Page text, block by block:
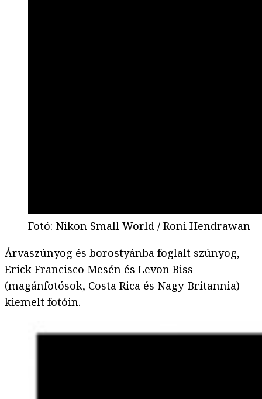
Fotó: Nikon Small World / Roni Hendrawan
Árvaszúnyog és borostyánba foglalt szúnyog,
Erick Francisco Mesén és Levon Biss
(magánfotósok, Costa Rica és Nagy-Britannia)
kiemelt fotóin.